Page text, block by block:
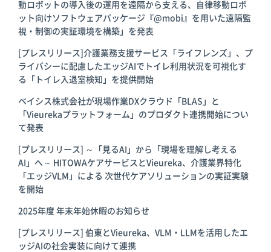
動ロボットの導入後の運用を遠隔から支える、自律移動ロボ
ット向けソフトウェアパッケージ『@mobi』を用いた遠隔監
視・制御の実証環境を構築」を発表
[プレスリリース]介護業務支援サービス「ライフレンズ」、プ
ライバシーに配慮したエッジAIでトイレ利用状況を可視化す
る「トイレ入退室検知」を提供開始
ベイシス株式会社が現場作業DXクラウド「BLAS」と
「Vieurekaプラットフォーム」のプロダクト連携開始につい
て発表
[プレスリリース] ～「見るAI」から「現場を理解し考える
AI」へ～ HITOWAケアサービスとVieureka、介護業界特化
「エッジVLM」による 次世代ケアソリューションの実証実験
を開始
2025年度 年末年始休暇のお知らせ
[プレスリリース] 伯東とVieureka、VLM・LLMを活用したエ
ッジAIの社会実装に向けて連携